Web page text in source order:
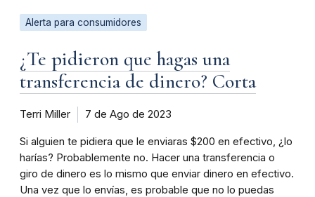
Alerta para consumidores
¿Te pidieron que hagas una
transferencia de dinero? Corta
Terri Miller 7 de Ago de 2023
Si alguien te pidiera que le enviaras $200 en efectivo, ¿lo
harías? Probablemente no. Hacer una transferencia o
giro de dinero es lo mismo que enviar dinero en efectivo.
Una vez que lo envías, es probable que no lo puedas